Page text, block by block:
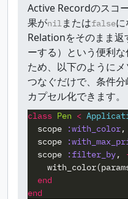
Active Recordのスコ
果がnilまたはfalse
Relationをそのまま
ーする）という便利
ため、以下のように
つなぐだけで、条件
カプセル化できます。
class Pen <
scope
:with_color,
scope
scope
:filter_by,
with_color(
end
end